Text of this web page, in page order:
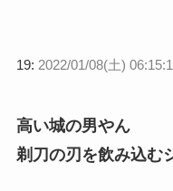
19: 2022/01/08(土)
高い城の男やん
剃刀の刃を飲み込む